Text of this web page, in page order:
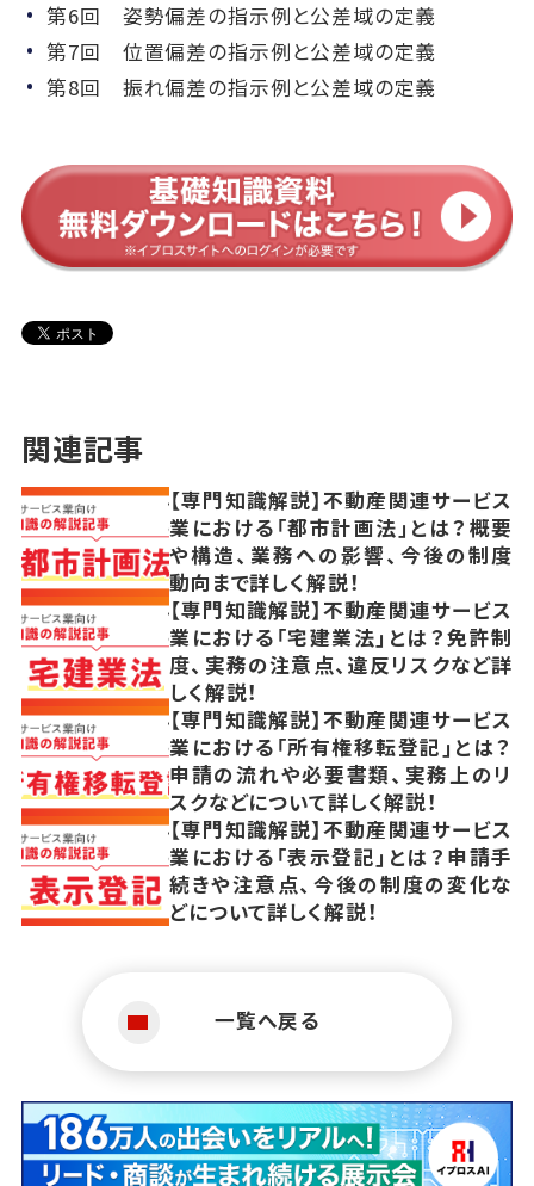
第6回 姿勢偏差の指示例と公差域の定義
第7回 位置偏差の指示例と公差域の定義
第8回 振れ偏差の指示例と公差域の定義
関連記事
【専門知識解説】不動産関連サービス
業における「都市計画法」とは？概要
や構造、業務への影響、今後の制度
動向まで詳しく解説！
【専門知識解説】不動産関連サービス
業における「宅建業法」とは？免許制
度、実務の注意点、違反リスクなど詳
しく解説！
【専門知識解説】不動産関連サービス
業における「所有権移転登記」とは？
申請の流れや必要書類、実務上のリ
スクなどについて詳しく解説！
【専門知識解説】不動産関連サービス
業における「表示登記」とは？申請手
続きや注意点、今後の制度の変化な
どについて詳しく解説！
一覧へ戻る